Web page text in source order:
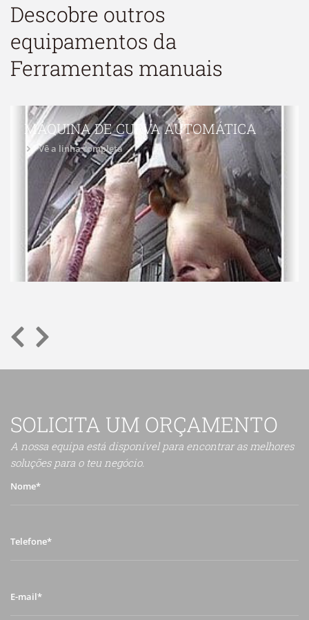
Descobre outros
equipamentos da
Ferramentas manuais
MÁQUINA DE CURVA AUTOMÁTICA
Vê a linha completa
SOLICITA UM ORÇAMENTO
A nossa equipa está disponível para encontrar as melhores
soluções para o teu negócio.
Nome*
Telefone*
E-